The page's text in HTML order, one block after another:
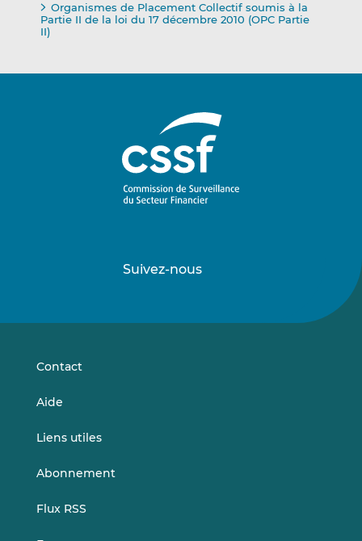
Organismes de Placement Collectif soumis à la
Partie II de la loi du 17 décembre 2010 (OPC Partie
II)
Suivez-nous
sursur
Contact
Aide
Liens utiles
Abonnement
Flux RSS